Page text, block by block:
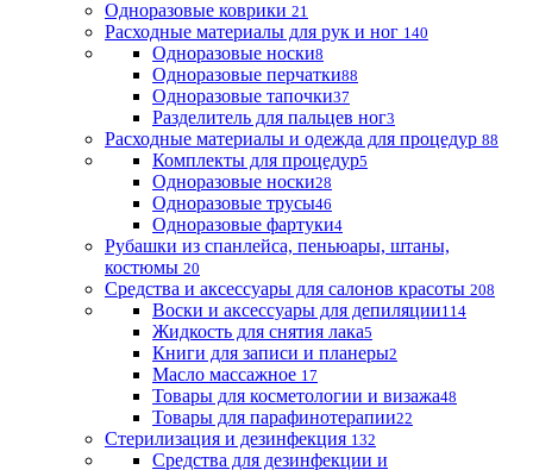
Одноразовые коврики 21
Расходные материалы для рук и ног 140
Одноразовые носки8
Одноразовые перчатки88
Одноразовые тапочки37
Разделитель для пальцев ног3
Расходные материалы и одежда для процедур 88
Комплекты для процедур5
Одноразовые носки28
Одноразовые трусы46
Одноразовые фартуки4
Рубашки из спанлейса, пеньюары, штаны,
костюмы 20
Средства и аксессуары для салонов красоты 208
Воски и аксессуары для депиляции114
Жидкость для снятия лака5
Книги для записи и планеры2
Масло массажное 17
Товары для косметологии и визажа48
Товары для парафинотерапии22
Стерилизация и дезинфекция 132
Средства для дезинфекции и